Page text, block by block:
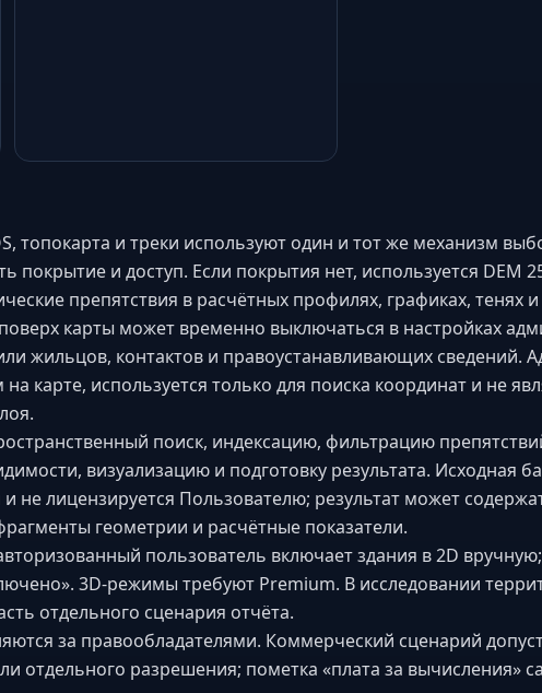
топокарта и треки используют один и тот же механизм
покрытие и доступ. Если покрытия нет, используется DEM
препятствия в расчётных профилях, графиках, тенях
карты может временно выключаться в настройках
жильцов, контактов и правоустанавливающих сведений.
карте, используется только для поиска координат и не
поиск, индексацию, фильтрацию
визуализацию и подготовку результата. Исходная
не лицензируется Пользователю; результат может
геометрии и расчётные показатели.
пользователь включает здания в 2D
3D-режимы требуют Premium. В исследовании
отдельного сценария отчёта.
за правообладателями. Коммерческий сценарий
отдельного разрешения; пометка «плата за вычисления»